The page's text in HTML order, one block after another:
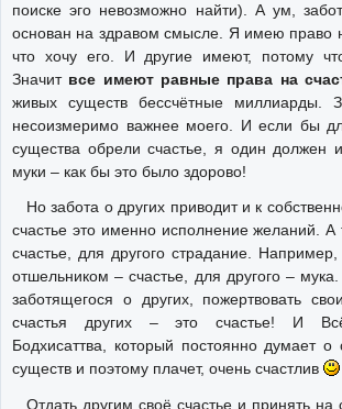
поиске эго невозможно найти). А ум,
основан на здравом смысле. Я имею право
что хочу его. И другие имеют, потому
Значит все имеют равные права на
живых существ бессчётные миллиарды.
несоизмеримо важнее моего. И если бы
существа обрели счастье, я один должен
муки – как бы это было здорово!
Но забота о других приводит и к
счастье это именно исполнение желаний. А
счастье, для другого страдание.
отшельником – счастье, для другого –
заботящегося о других, пожертвовать
счастья других – это счастье! И
Бодхисаттва, который постоянно думает о
существ и поэтому плачет, очень счастлив
Отдать другим своё счастье и принять на